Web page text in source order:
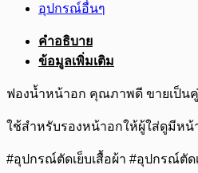
อุปกรณ์อื่นๆ
คำอธิบาย
ข้อมูลเพิ่มเติม
ฟองน้ำหน้าอก คุณภาพดี ขายเป็นคู่
ใช้สำหรับรองหน้าอกให้ผู้ใส่ดูมีหน้
#อุปกรณ์ตัดเย็บเสื้อผ้า #อุปกรณ์ตัด